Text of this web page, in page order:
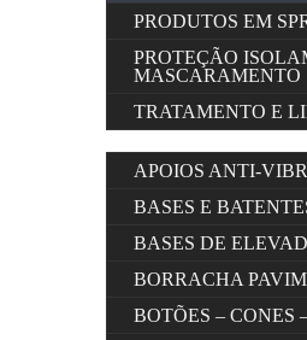
PRODUTOS EM
PROTEÇÃO
MASCARAMENTO
TRATAMENTO E
APOIOS ANTI-
BASES E
BASES DE
BORRACHA
BOTÕES – CONES